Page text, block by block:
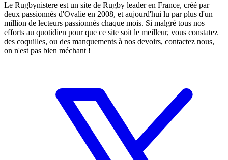
Le Rugbynistere est un site de Rugby leader en France, créé par
deux passionnés d'Ovalie en 2008, et aujourd'hui lu par plus d'un
million de lecteurs passionnés chaque mois. Si malgré tous nos
efforts au quotidien pour que ce site soit le meilleur, vous constatez
des coquilles, ou des manquements à nos devoirs, contactez nous,
on n'est pas bien méchant !